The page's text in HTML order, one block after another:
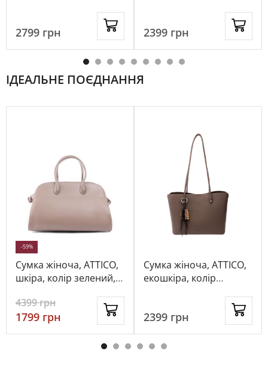
2799 грн 2399 грн
ІДЕАЛЬНЕ ПОЄДНАННЯ
Сумка жіноча, ATTICO,
шкіра, колір зелений,
-59%
4399грн
1799 грн
Сумка жіноча, ATTICO,
екошкіра, колір
2399 грн